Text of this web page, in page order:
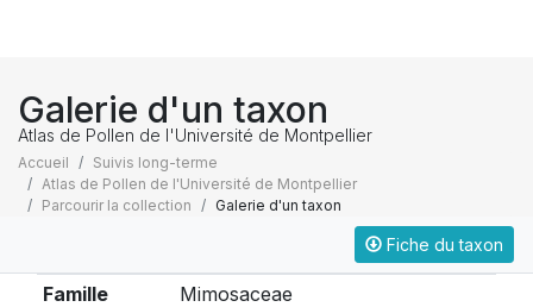
Galerie d'un taxon
Atlas de Pollen de l'Université de Montpellier
Accueil
Suivis long-terme
Atlas de Pollen de l'Université de Montpellier
Parcourir la collection
Galerie d'un taxon
Fiche du taxon
Famille Mimosaceae